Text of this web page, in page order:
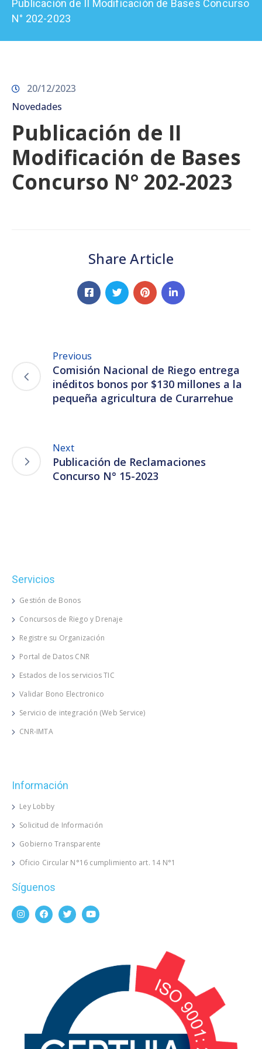
Prensa
Publicación de II Modificación de Bases Concurso
N° 202-2023
20/12/2023
Novedades
Publicación de II
Modificación de Bases
Concurso N° 202-2023
Share Article
Previous
Comisión Nacional de Riego entrega
inéditos bonos por $130 millones a la
pequeña agricultura de Curarrehue
Next
Publicación de Reclamaciones
Concurso N° 15-2023
Servicios
Gestión de Bonos
Concursos de Riego y Drenaje
Registre su Organización
Portal de Datos CNR
Estados de los servicios TIC
Validar Bono Electronico
Servicio de integración (Web Service)
CNR-IMTA
Información
Ley Lobby
Solicitud de Información
Gobierno Transparente
Oficio Circular N°16 cumplimiento art. 14 N°1
Síguenos